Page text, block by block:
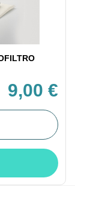
9,00 €